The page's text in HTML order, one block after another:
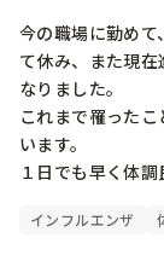
今の職場に勤め
て休み、また現
なりました。
これまで罹った
います。
１日でも早く体調
インフルエンザ